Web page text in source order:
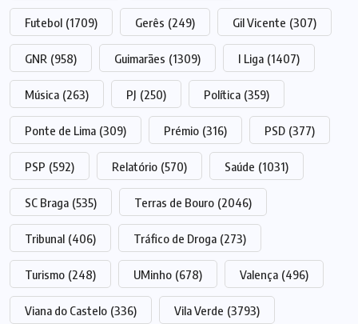
Futebol (1709) Gerês (249) Gil Vicente (307)
GNR (958) Guimarães (1309) I Liga (1407)
Música (263) PJ (250) Política (359)
Ponte de Lima (309) Prémio (316) PSD (377)
PSP (592) Relatório (570) Saúde (1031)
SC Braga (535) Terras de Bouro (2046)
Tribunal (406) Tráfico de Droga (273)
Turismo (248) UMinho (678) Valença (496)
Viana do Castelo (336) Vila Verde (3793)